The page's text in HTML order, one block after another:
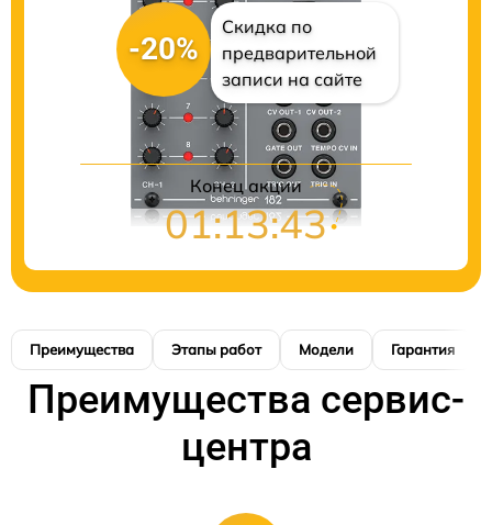
-20%
Скидка по
предварительной
записи на сайте
Конец акции
01:13:42
Преимущества Этапы работ Модели Гарантия
Преимущества сервис-
центра